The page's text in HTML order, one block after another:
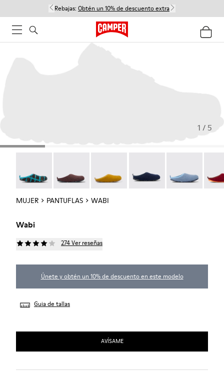
Rebajas: Obtén un 10% de descuento extra
1 / 5
MUJER PANTUFLAS WABI
Wabi
274 Ver reseñas
Únete y obtén un 10% de descuento en este modelo
Guia de tallas
AVÍSAME